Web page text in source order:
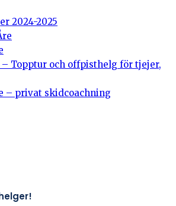
2024-2025
– Topptur och offpisthelg för tjejer,
– privat skidcoachning